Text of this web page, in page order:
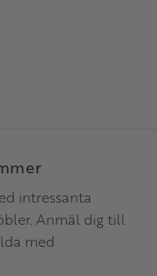
intressanta
Anmäl dig till
med